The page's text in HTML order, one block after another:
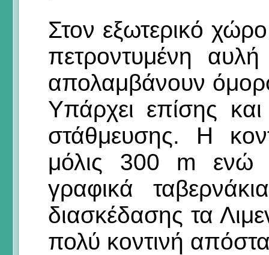
Στον εξωτερικό
πετροντυμένη
απολαμβάνουν
Υπάρχει επίσης
στάθμευσης. Η
μόλις 300 m ενώ
γραφικά
διασκέδασης τα
πολύ κοντινή